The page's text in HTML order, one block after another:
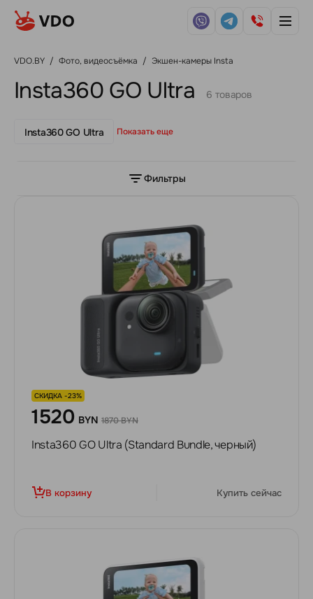
VDO.BY / Фото, видеосъёмка / Экшен-камеры Insta
Insta360 GO Ultra 6 товаров
Insta360 GO Ultra Показать еще
Фильтры
СКИДКА -23%
1520 BYN 1870 BYN
Insta360 GO Ultra (Standard Bundle, черный)
В корзину Купить сейчас